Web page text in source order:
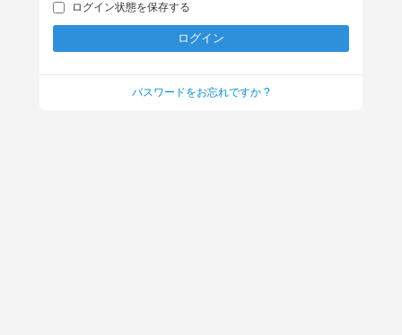
ログイン状態を保存する
パスワードをお忘れですか ?